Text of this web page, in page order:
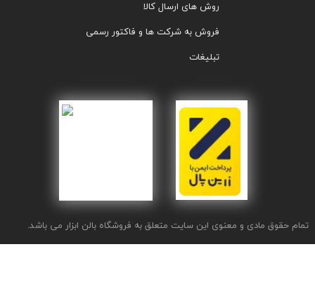
تمام حقوق مادی و معنوی این سایت متعلق به فروشگاه بالن ابزار می باشد.
روش های ارسال کالا
فروش به شرکت ها و فاکتور رسمی
تبلیغات